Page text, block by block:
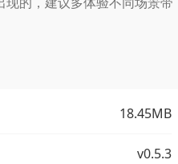
18.45MB
v0.5.3